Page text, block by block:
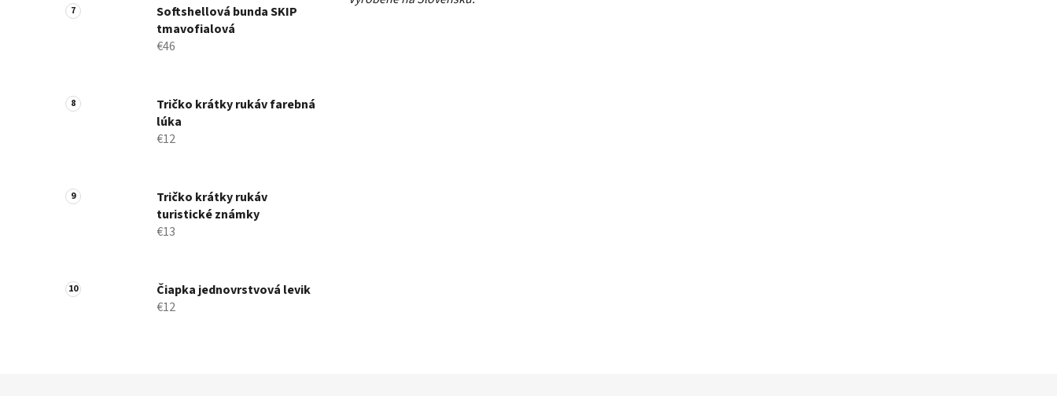
Softshellová bunda SKIP
tmavofialová
€46
Tričko krátky rukáv farebná
lúka
€12
Tričko krátky rukáv
turistické známky
€13
Čiapka jednovrstvová levik
€12